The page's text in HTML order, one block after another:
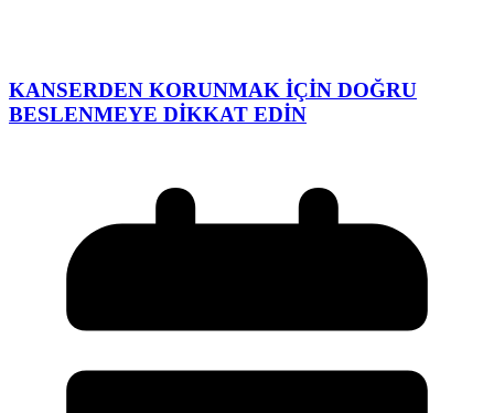
KANSERDEN KORUNMAK İÇİN DOĞRU
BESLENMEYE DİKKAT EDİN